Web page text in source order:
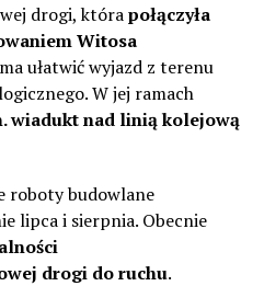
drogi, którapołączyła
Witosa
ułatwić wyjazd z terenu
W jej ramach
wiadukt nad linią kolejową
roboty budowlane
lipca i sierpnia. Obecnie
drogi do ruchu.